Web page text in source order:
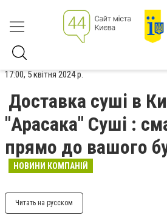
17:00, 5 квітня 2024 р.
Доставка суші в
"Арасака" Суші :
прямо до вашого
НОВИНИ КОМПАНІЙ
Читать на русском